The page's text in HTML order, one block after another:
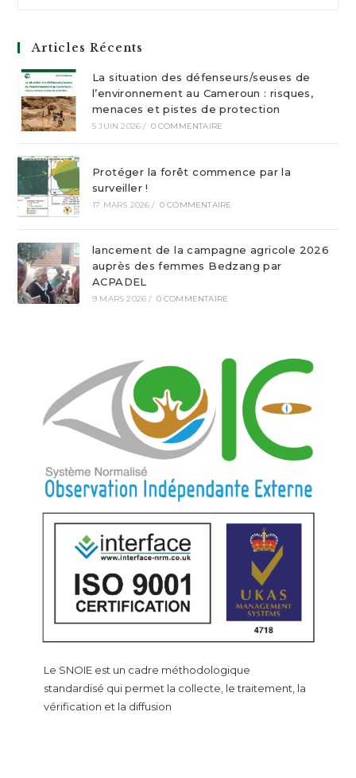
Articles Récents
La situation des défenseurs/seuses de
l’environnement au Cameroun : risques,
menaces et pistes de protection
5 JUIN 2026 / 0 COMMENTAIRE
Protéger la forêt commence par la
surveiller !
17 MARS 2026 / 0 COMMENTAIRE
lancement de la campagne agricole 2026
auprès des femmes Bedzang par
ACPADEL
9 MARS 2026 / 0 COMMENTAIRE
Le SNOIE est un cadre méthodologique
standardisé qui permet la collecte, le traitement, la
vérification et la diffusion